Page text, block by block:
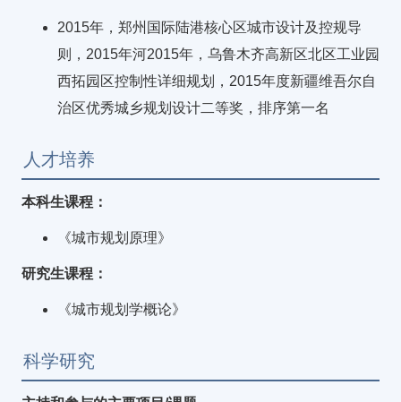
2015年，郑州国际陆港核心区城市设计及控规导
则，2015年河2015年，乌鲁木齐高新区北区工业园
西拓园区控制性详细规划，2015年度新疆维吾尔自
治区优秀城乡规划设计二等奖，排序第一名
人才培养
本科生课程：
《城市规划原理》
研究生课程：
《城市规划学概论》
科学研究